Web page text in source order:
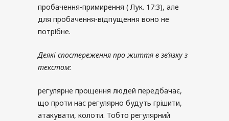
пробачення-примирення ( Лук. 17:3), але
для пробачення-відпущення воно не
потрібне.
Деякі спостереження про життя в звʼязку з
текстом:
регулярне прощення людей передбачає,
що проти нас регулярно будуть грішити,
атакувати, колоти. Тобто регулярний